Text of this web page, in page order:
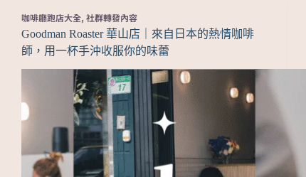
咖啡廳跑店大全, 社群轉發內容
Goodman Roaster 華山店｜來自日本的熱情咖啡
師，用一杯手沖收服你的味蕾